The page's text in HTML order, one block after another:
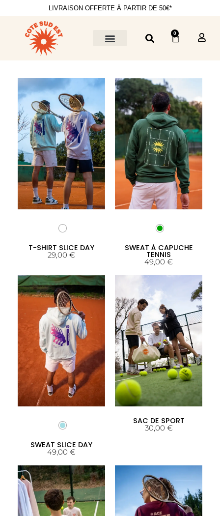
LIVRAISON OFFERTE À PARTIR DE 50€*
0
T-SHIRT SLICE DAY
29,00 €
SWEAT À CAPUCHE
TENNIS
49,00 €
SWEAT SLICE DAY
49,00 €
SAC DE SPORT
30,00 €